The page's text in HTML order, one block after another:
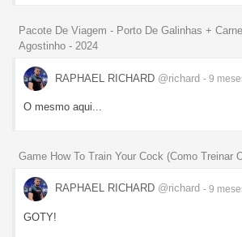
Pacote De Viagem - Porto De Galinhas +
Agostinho - 2024
RAPHAEL RICHARD @richard - 9
O mesmo aqui...
Game How To Train Your Cock (Como Treinar
RAPHAEL RICHARD @richard - 9
GOTY!